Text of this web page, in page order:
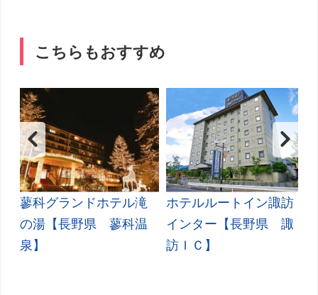
こちらもおすすめ
蓼科グランドホテル滝
の湯【長野県 蓼科温
泉】
ホテルルートイン諏訪
インター【長野県 諏
訪ＩＣ】